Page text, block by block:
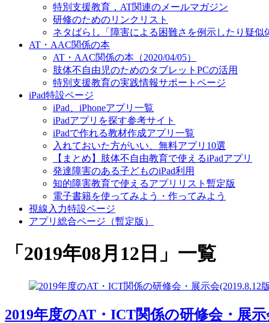
特別支援教育，AT関連のメールマガジン
研修のためのリンクリスト
ネタばらし「障害による困難さを例示したり疑似
AT・AAC関係の本
AT・AAC関係の本（2020/04/05）
肢体不自由児のためのタブレットPCの活用
特別支援教育の実践情報サポートページ
iPad特設ページ
iPad、iPhoneアプリ一覧
iPadアプリを探す参考サイト
iPadで作れる教材作成アプリ一覧
入れておいた方がいい、無料アプリ10選
【まとめ】肢体不自由教育で使えるiPadアプリ
発達障害のある子どものiPad利用
知的障害教育で使えるアプリリスト暫定版
電子書籍を使ってみよう・作ってみよう
視線入力特設ページ
アプリ総合ページ（暫定版）
「 2019年08月12日 」 一覧
2019年度のAT・ICT関係の研修会・展示